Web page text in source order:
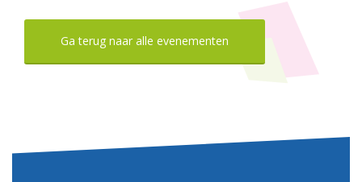
Ga terug naar alle evenementen